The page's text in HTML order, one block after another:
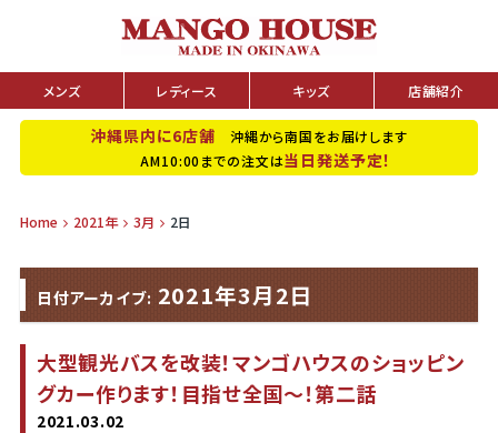
メンズ レディース キッズ 店舗紹介
沖縄県内に6店舗 沖縄から南国をお届けします
AM10:00までの注文は当日発送予定！
Home 2021年 3月 2日
日付アーカイブ: 2021年3月2日
大型観光バスを改装！マンゴハウスのショッピン
グカー作ります！目指せ全国～！第二話
2021.03.02